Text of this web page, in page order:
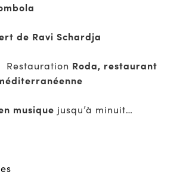
de Ravi Schardja
Roda, restaurant
musique jusqu’à minuit…